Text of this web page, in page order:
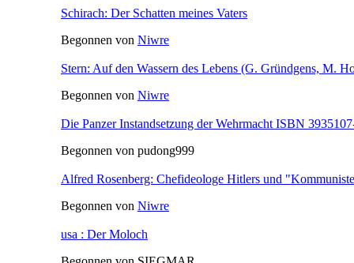
Schirach: Der Schatten meines Vaters
Begonnen von Niwre
Stern: Auf den Wassern des Lebens (G. Gründgens, M.
Begonnen von Niwre
Die Panzer Instandsetzung der Wehrmacht ISBN
Begonnen von pudong999
Alfred Rosenberg: Chefideologe Hitlers und
Begonnen von Niwre
usa : Der Moloch